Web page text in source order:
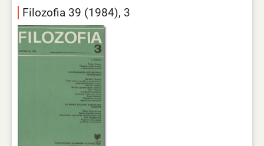
Filozofia 39 (1984), 3